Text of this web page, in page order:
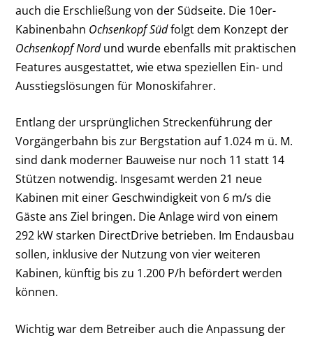
auch die Erschließung von der Südseite. Die 10er-
Kabinenbahn Ochsenkopf Südfolgt dem Konzept der
Ochsenkopf Nordund wurde ebenfalls mit praktischen
Features ausgestattet, wie etwa speziellen Ein- und
Ausstiegslösungen für Monoskifahrer.
Entlang der ursprünglichen Streckenführung der
Vorgängerbahn bis zur Bergstation auf 1.024 m ü. M.
sind dank moderner Bauweise nur noch 11 statt 14
Stützen notwendig. Insgesamt werden 21 neue
Kabinen mit einer Geschwindigkeit von 6 m/s die
Gäste ans Ziel bringen. Die Anlage wird von einem
292 kW starken DirectDrive betrieben. Im Endausbau
sollen, inklusive der Nutzung von vier weiteren
Kabinen, künftig bis zu 1.200 P/h befördert werden
können.
Wichtig war dem Betreiber auch die Anpassung der